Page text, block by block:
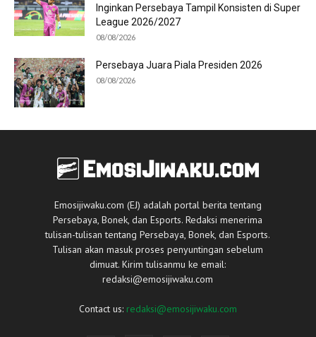
Inginkan Persebaya Tampil Konsisten di Super
League 2026/2027
08/08/2026
Persebaya Juara Piala Presiden 2026
08/08/2026
Emosijiwaku.com (EJ) adalah portal berita tentang
Persebaya, Bonek, dan Esports. Redaksi menerima
tulisan-tulisan tentang Persebaya, Bonek, dan Esports.
Tulisan akan masuk proses penyuntingan sebelum
dimuat. Kirim tulisanmu ke email:
redaksi@emosijiwaku.com
Contact us: redaksi@emosijiwaku.com